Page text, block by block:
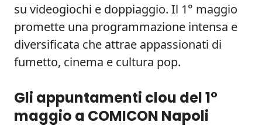
su videogiochi e doppiaggio. Il 1° maggio
promette una programmazione intensa e
diversificata che attrae appassionati di
fumetto, cinema e cultura pop.
Gli appuntamenti clou del 1°
maggio a COMICON Napoli